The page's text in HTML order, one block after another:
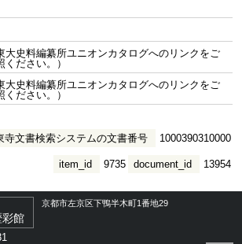
大史料編纂所ユニオンカタログへのリンクをご
ください。）
大史料編纂所ユニオンカタログへのリンクをご
ください。）
寺文書検索システムの文書番号 1000390310000
document_id 13954
item_id 9735
彩館
京都市左京区下鴨半木町1番地29